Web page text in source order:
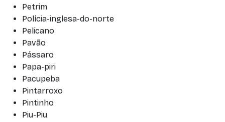
Petrim
Polícia-inglesa-do-norte
Pelicano
Pavão
Pássaro
Papa-piri
Pacupeba
Pintarroxo
Pintinho
Piu-Piu